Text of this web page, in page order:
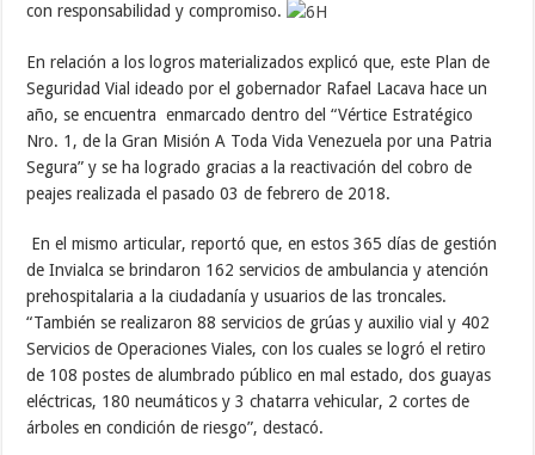
con responsabilidad y compromiso.
En relación a los logros materializados explicó que, este Plan de
Seguridad Vial ideado por el gobernador Rafael Lacava hace un
año, se encuentra enmarcado dentro del “Vértice Estratégico
Nro. 1, de la Gran Misión A Toda Vida Venezuela por una Patria
Segura” y se ha logrado gracias a la reactivación del cobro de
peajes realizada el pasado 03 de febrero de 2018.
En el mismo articular, reportó que, en estos 365 días de gestión
de Invialca se brindaron 162 servicios de ambulancia y atención
prehospitalaria a la ciudadanía y usuarios de las troncales.
“También se realizaron 88 servicios de grúas y auxilio vial y 402
Servicios de Operaciones Viales, con los cuales se logró el retiro
de 108 postes de alumbrado público en mal estado, dos guayas
eléctricas, 180 neumáticos y 3 chatarra vehicular, 2 cortes de
árboles en condición de riesgo”, destacó.